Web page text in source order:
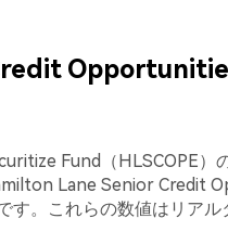
Fund（HLSCOPE）
Lane Senior Credit
す。これらの数値はリア